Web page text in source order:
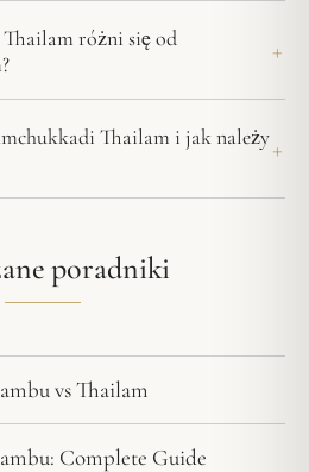
różni się od
Thailam i jak należy
poradniki
vs Thailam
Complete Guide